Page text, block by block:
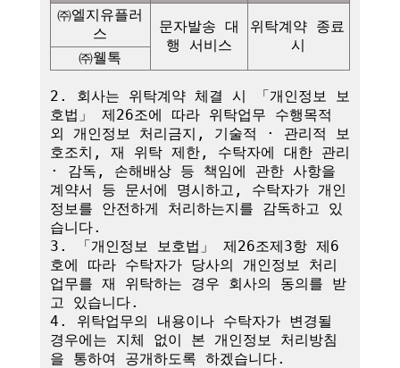
㈜엘지유플러
스
문자발송 대
행 서비스
위탁계약 종료
시
㈜웰톡
2. 회사는 위탁계약 체결 시 「개인정보 보
호법」 제26조에 따라 위탁업무 수행목적
외 개인정보 처리금지, 기술적 · 관리적 보
호조치, 재 위탁 제한, 수탁자에 대한 관리
· 감독, 손해배상 등 책임에 관한 사항을
계약서 등 문서에 명시하고, 수탁자가 개인
정보를 안전하게 처리하는지를 감독하고 있
습니다.
3. 「개인정보 보호법」 제26조제3항 제6
호에 따라 수탁자가 당사의 개인정보 처리
업무를 재 위탁하는 경우 회사의 동의를 받
고 있습니다.
4. 위탁업무의 내용이나 수탁자가 변경될
경우에는 지체 없이 본 개인정보 처리방침
을 통하여 공개하도록 하겠습니다.